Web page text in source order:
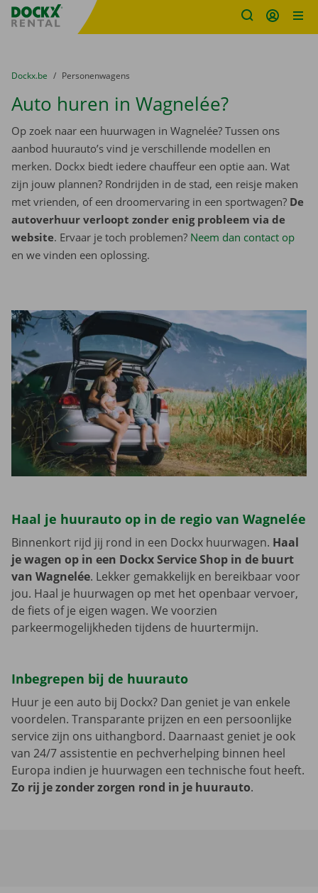
Fratello DEMO
U bevindt zich hier:
van
Dockx.be naar
Personenwagens
Auto huren in Wagnelée?
Op zoek naar een huurwagen in Wagnelée? Tussen ons
aanbod huurauto’s vind je verschillende modellen en
merken. Dockx biedt iedere chauffeur een optie aan. Wat
zijn jouw plannen? Rondrijden in de stad, een reisje maken
met vrienden, of een droomervaring in een sportwagen? De
autoverhuur verloopt zonder enig probleem via de
website. Ervaar je toch problemen? Neem dan contact op
en we vinden een oplossing.
Haal je huurauto op in de regio van Wagnelée
Binnenkort rijd jij rond in een Dockx huurwagen. Haal
je wagen op in een Dockx Service Shop in de buurt
van Wagnelée. Lekker gemakkelijk en bereikbaar voor
jou. Haal je huurwagen op met het openbaar vervoer,
de fiets of je eigen wagen. We voorzien
parkeermogelijkheden tijdens de huurtermijn.
Inbegrepen bij de huurauto
Huur je een auto bij Dockx? Dan geniet je van enkele
voordelen. Transparante prijzen en een persoonlijke
service zijn ons uithangbord. Daarnaast geniet je ook
van 24/7 assistentie en pechverhelping binnen heel
Europa indien je huurwagen een technische fout heeft.
Zo rij je zonder zorgen rond in je huurauto.